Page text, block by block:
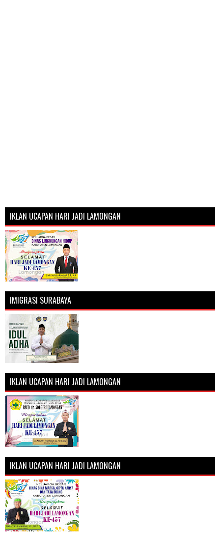
IKLAN UCAPAN HARI JADI LAMONGAN
IMIGRASI SURABAYA
IKLAN UCAPAN HARI JADI LAMONGAN
IKLAN UCAPAN HARI JADI LAMONGAN